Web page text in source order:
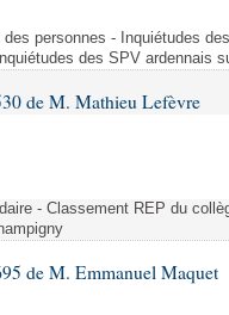
personnes - Inquiétudes
des SPV ardennais
de M. Mathieu Lefèvre
- Classement REP du
de M. Emmanuel Maquet